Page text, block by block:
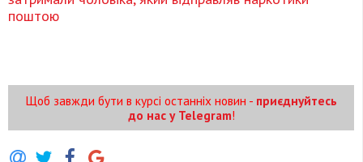
поштою
Щоб завжди бути в курсі останніх новин - приєднуйтесь
до нас у Telegram!